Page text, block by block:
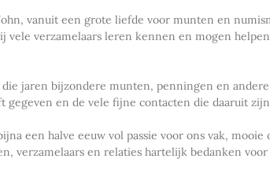
vanuit een grote liefde voor munten en
vele verzamelaars leren kennen en mogen
jaren bijzondere munten, penningen en
gegeven en de vele fijne contacten die daaruit
een halve eeuw vol passie voor ons vak,
verzamelaars en relaties hartelijk bedanken